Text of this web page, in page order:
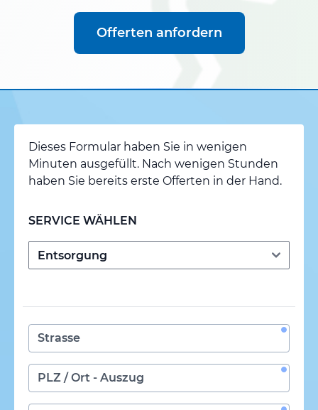
Offerten anfordern
Dieses Formular haben Sie in wenigen
Minuten ausgefüllt. Nach wenigen Stunden
haben Sie bereits erste Offerten in der Hand.
SERVICE WÄHLEN